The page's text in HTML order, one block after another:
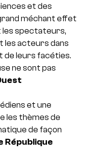
et des
méchant effet
les spectateurs,
les acteurs dans
de leurs facéties.
ne sont pas
et une
les thèmes de
de façon
République